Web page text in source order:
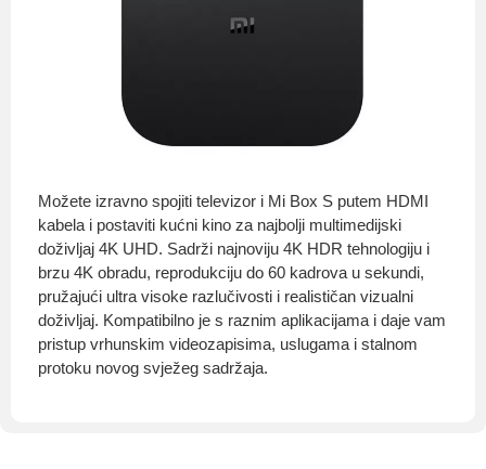
Možete izravno spojiti televizor i Mi Box S putem HDMI
kabela i postaviti kućni kino za najbolji multimedijski
doživljaj 4K UHD. Sadrži najnoviju 4K HDR tehnologiju i
brzu 4K obradu, reprodukciju do 60 kadrova u sekundi,
pružajući ultra visoke razlučivosti i realističan vizualni
doživljaj. Kompatibilno je s raznim aplikacijama i daje vam
pristup vrhunskim videozapisima, uslugama i stalnom
protoku novog svježeg sadržaja.